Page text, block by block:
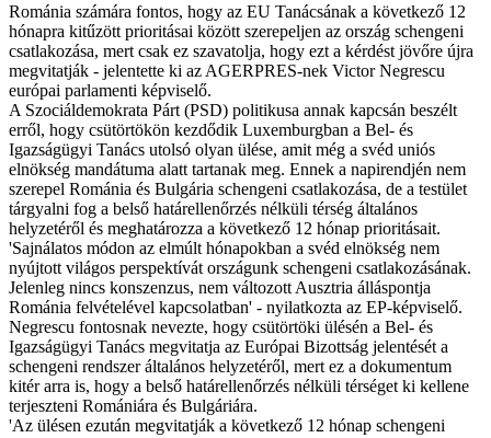
Románia számára fontos, hogy az EU Tanácsának a következő 12
hónapra kitűzött prioritásai között szerepeljen az ország schengeni
csatlakozása, mert csak ez szavatolja, hogy ezt a kérdést jövőre újra
megvitatják - jelentette ki az AGERPRES-nek Victor Negrescu
európai parlamenti képviselő.
A Szociáldemokrata Párt (PSD) politikusa annak kapcsán beszélt
erről, hogy csütörtökön kezdődik Luxemburgban a Bel- és
Igazságügyi Tanács utolsó olyan ülése, amit még a svéd uniós
elnökség mandátuma alatt tartanak meg. Ennek a napirendjén nem
szerepel Románia és Bulgária schengeni csatlakozása, de a testület
tárgyalni fog a belső határellenőrzés nélküli térség általános
helyzetéről és meghatározza a következő 12 hónap prioritásait.
'Sajnálatos módon az elmúlt hónapokban a svéd elnökség nem
nyújtott világos perspektívát országunk schengeni csatlakozásának.
Jelenleg nincs konszenzus, nem változott Ausztria álláspontja
Románia felvételével kapcsolatban' - nyilatkozta az EP-képviselő.
Negrescu fontosnak nevezte, hogy csütörtöki ülésén a Bel- és
Igazságügyi Tanács megvitatja az Európai Bizottság jelentését a
schengeni rendszer általános helyzetéről, mert ez a dokumentum
kitér arra is, hogy a belső határellenőrzés nélküli térséget ki kellene
terjeszteni Romániára és Bulgáriára.
'Az ülésen ezután megvitatják a következő 12 hónap schengeni